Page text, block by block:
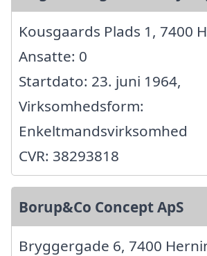
Kousgaards Plads 1, 7400
Ansatte: 0
Startdato: 23. juni 1964,
Virksomhedsform:
Enkeltmandsvirksomhed
CVR: 38293818
Borup&Co Concept ApS
Bryggergade 6, 7400